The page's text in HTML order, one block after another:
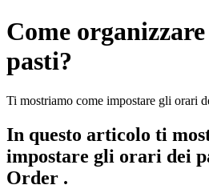
Come
pasti?
Ti mostriamo come impostare gli orari
In questo articolo ti
impostare gli orari dei
Order .